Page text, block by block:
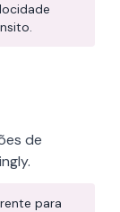
de
para